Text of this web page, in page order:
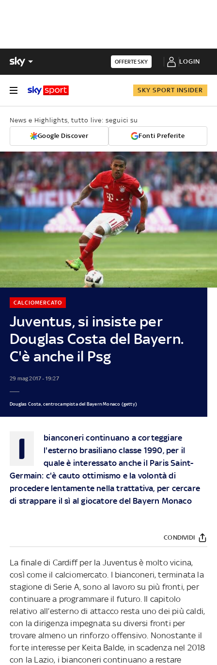
OFFERTE SKY LOGIN
SKY SPORT INSIDER
News e Highlights, tutto live: seguici su
Google Discover Fonti Preferite
Juventus, si insiste per
Douglas Costa del Bayern.
C'è anche il Psg
CALCIOMERCATO
29 mag 2017 - 19:27
Douglas Costa, centrocampista del Bayern Monaco (getty)
I
bianconeri continuano a corteggiare
l'esterno brasiliano classe 1990, per il
quale è interessato anche il Paris Saint-
Germain: c'è cauto ottimismo e la volontà di
procedere lentamente nella trattativa, per cercare
di strappare il sì al giocatore del Bayern Monaco
CONDIVIDI
La finale di Cardiff per la Juventus è molto vicina,
così come il calciomercato. I bianconeri, terminata la
stagione di Serie A, sono al lavoro su più fronti, per
continuare a programmare il futuro. Il capitolo
relativo all’esterno di attacco resta uno dei più caldi,
con la dirigenza impegnata su diversi fronti per
trovare almeno un rinforzo offensivo. Nonostante il
forte interesse per Keita Balde, in scadenza nel 2018
con la Lazio, i bianconeri continuano a restare